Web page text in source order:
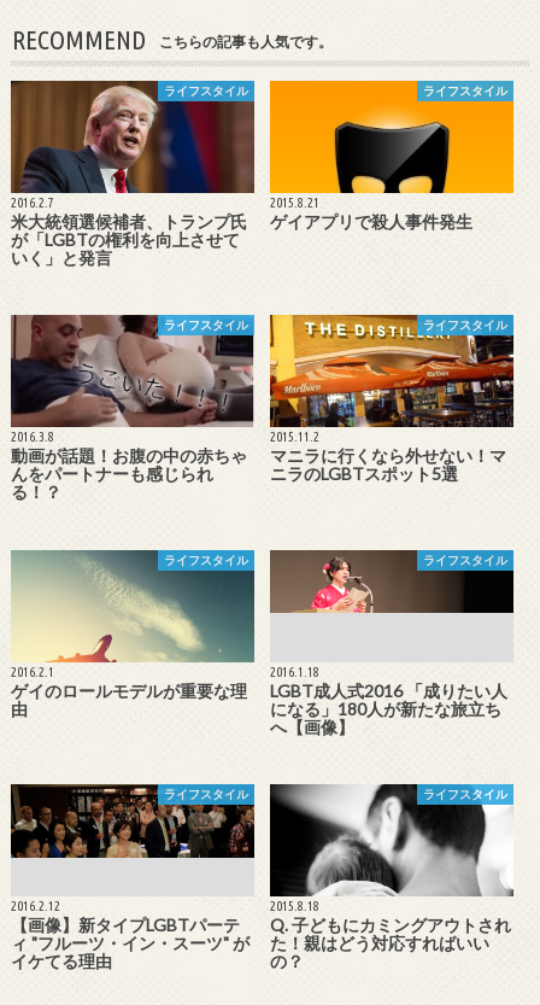
RECOMMEND こちらの記事も人気です。
ライフスタイル
2016.2.7
米大統領選候補者、トランプ氏
が「LGBTの権利を向上させて
いく」と発言
ライフスタイル
2015.8.21
ゲイアプリで殺人事件発生
ライフスタイル
2016.3.8
動画が話題！お腹の中の赤ちゃ
んをパートナーも感じられ
る！？
ライフスタイル
2015.11.2
マニラに行くなら外せない！マ
ニラのLGBTスポット5選
ライフスタイル
2016.2.1
ゲイのロールモデルが重要な理
由
ライフスタイル
2016.1.18
LGBT成人式2016 「成りたい人
になる」180人が新たな旅立ち
へ【画像】
ライフスタイル
2016.2.12
【画像】新タイプLGBTパーテ
ィ "フルーツ・イン・スーツ" が
イケてる理由
ライフスタイル
2015.8.18
Q. 子どもにカミングアウトされ
た！親はどう対応すればいい
の？